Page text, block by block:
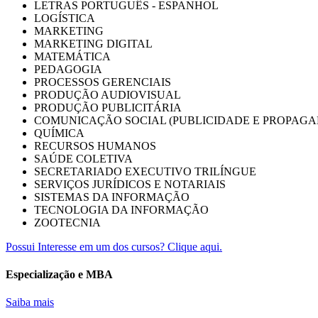
LETRAS PORTUGUÊS - ESPANHOL
LOGÍSTICA
MARKETING
MARKETING DIGITAL
MATEMÁTICA
PEDAGOGIA
PROCESSOS GERENCIAIS
PRODUÇÃO AUDIOVISUAL
PRODUÇÃO PUBLICITÁRIA
COMUNICAÇÃO SOCIAL (PUBLICIDADE E
QUÍMICA
RECURSOS HUMANOS
SAÚDE COLETIVA
SECRETARIADO EXECUTIVO TRILÍNGUE
SERVIÇOS JURÍDICOS E NOTARIAIS
SISTEMAS DA INFORMAÇÃO
TECNOLOGIA DA INFORMAÇÃO
ZOOTECNIA
Possui Interesse em um dos cursos? Clique aqui.
Especialização e MBA
Saiba mais